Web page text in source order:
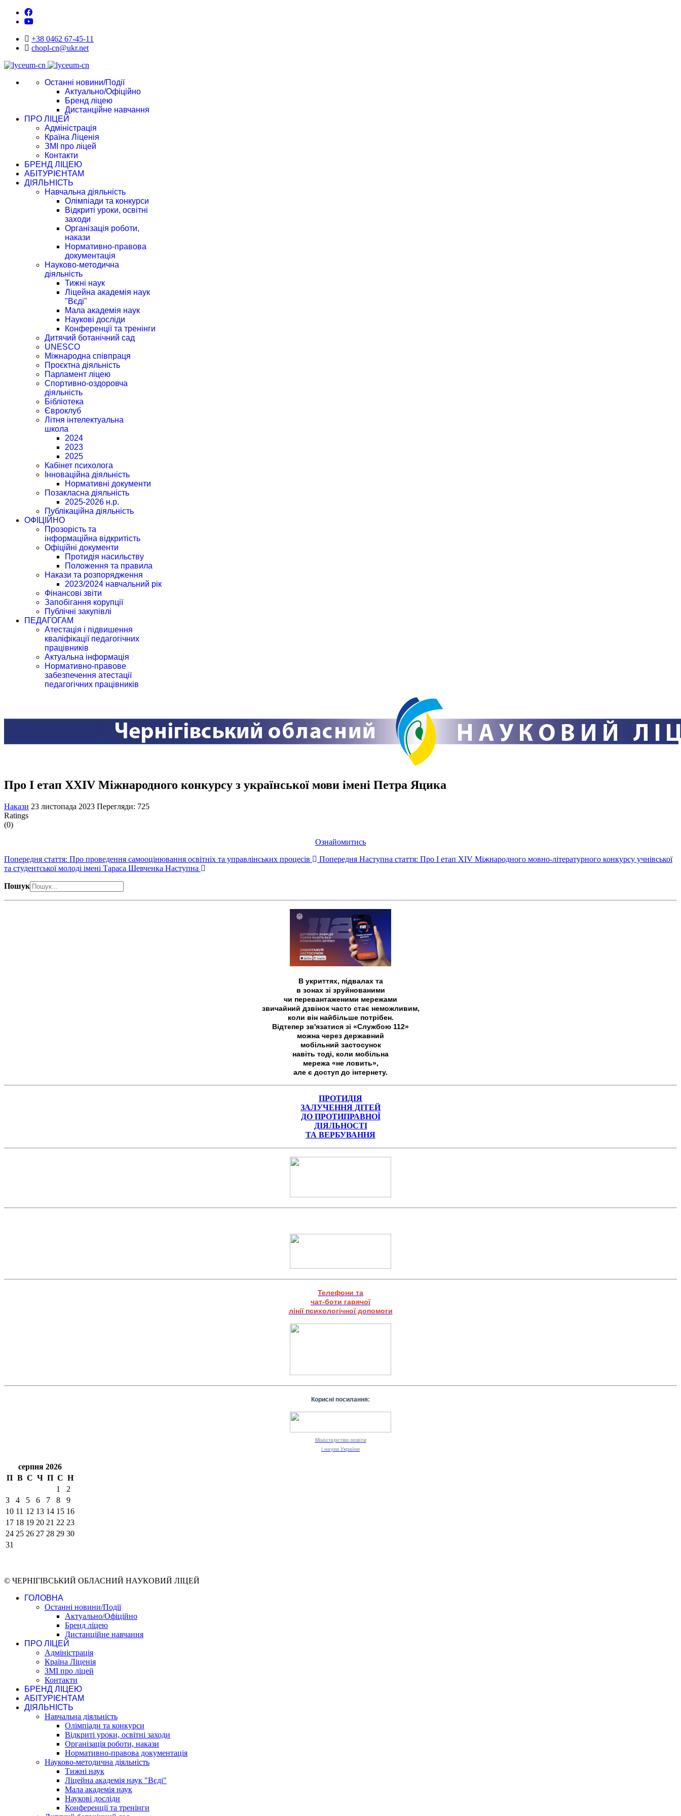
+38 0462 67-45-11
chopl-cn@ukr.net
Останні новини/Події
Актуально/Офіційно
Бренд ліцею
Дистанційне навчання
ПРО ЛІЦЕЙ
Адміністрація
Країна Ліценія
ЗМІ про ліцей
Контакти
БРЕНД ЛІЦЕЮ
АБІТУРІЄНТАМ
ДІЯЛЬНІСТЬ
Навчальна діяльність
Олімпіади та конкурси
Відкриті уроки, освітні
заходи
Організація роботи,
накази
Нормативно-правова
документація
Науково-методична
діяльність
Тижні наук
Ліцейна академія наук
"Вєді"
Мала академія наук
Наукові досліди
Конференції та тренінги
Дитячий ботанічний сад
UNESCO
Міжнародна співпраця
Проєктна діяльність
Парламент ліцею
Спортивно-оздоровча
діяльність
Бібліотека
Євроклуб
Літня інтелектуальна
школа
2024
2023
2025
Кабінет психолога
Інноваційна діяльність
Нормативні документи
Позакласна діяльність
2025-2026 н.р.
Публікаційна діяльність
ОФІЦІЙНО
Прозорість та
інформаційна відкритість
Офіційні документи
Протидія насильству
Положення та правила
Накази та розпорядження
2023/2024 навчальний рік
Фінансові звіти
Запобігання корупції
Публічні закупівлі
ПЕДАГОГАМ
Атестація і підвишення
кваліфікації педагогічних
працівників
Актуальна інформація
Нормативно-правове
забезпечення атестації
педагогічних працівників
Про І етап XXIV Міжнародного конкурсу з української мови імені Петра Яцика
Накази 23 листопада 2023 Перегляди: 725
Ratings
(0)
Ознайомитись
Попередня стаття: Про проведення самооцінювання освітніх та управлінських процесів
Попередня Наступна стаття: Про І етап ХІV Міжнародного мовно-літературного конкурсу учнівської
та студентської молоді імені Тараса Шевченка Наступна
Пошук
В укриттях, підвалах та
в зонах зі зруйнованими
чи перевантаженими мережами
звичайний дзвінок часто стає неможливим,
коли він найбільше потрібен.
Відтепер зв'язатися зі «Службою 112»
можна через державний
мобільний застосунок
навіть тоді, коли мобільна
мережа «не ловить»,
але є доступ до інтернету.
ПРОТИДІЯ
ЗАЛУЧЕННЯ ДІТЕЙ
ДО ПРОТИПРАВНОЇ
ДІЯЛЬНОСТІ
ТА ВЕРБУВАННЯ
Телефони та
чат-боти гарячої
лінії психологічної допомоги
Корисні посилання:
Міністерство освіти
і науки України
серпня 2026
П В С Ч П С Н
1
2
3
4 5 6 7 8
9
10 11 12 13 14 15 16
17 18 19 20 21 22 23
24 25 26 27 28 29 30
31
© ЧЕРНІГІВСЬКИЙ ОБЛАСНИЙ НАУКОВИЙ ЛІЦЕЙ
ГОЛОВНА
Останні новини/Події
Актуально/Офіційно
Бренд ліцею
Дистанційне навчання
ПРО ЛІЦЕЙ
Адміністрація
Країна Ліценія
ЗМІ про ліцей
Контакти
БРЕНД ЛІЦЕЮ
АБІТУРІЄНТАМ
ДІЯЛЬНІСТЬ
Навчальна діяльність
Олімпіади та конкурси
Відкриті уроки, освітні заходи
Організація роботи, накази
Нормативно-правова документація
Науково-методична діяльність
Тижні наук
Ліцейна академія наук "Вєді"
Мала академія наук
Наукові досліди
Конференції та тренінги